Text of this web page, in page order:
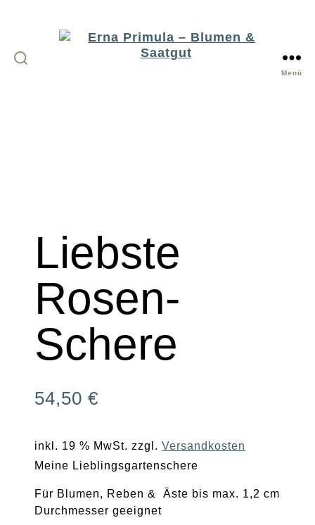
Menü
Liebste
Rosen-
Schere
54,50€
inkl. 19 % MwSt. zzgl.Versandkosten
Meine Lieblingsgartenschere
Für Blumen, Reben & Äste bis max. 1,2 cm
Durchmesser geeignet